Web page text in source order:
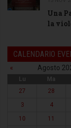
Una
la
CALENDARIO
« Agosto
Lu Ma
27
28
3
4
10
11